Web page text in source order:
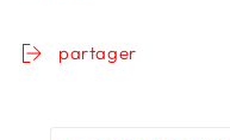
partager